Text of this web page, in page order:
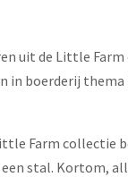
uit de Little
boerderij thema
Farm
stal. Kortom,